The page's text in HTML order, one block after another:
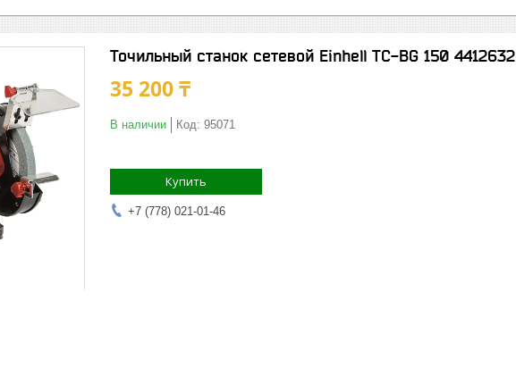
Точильный станок сетевой Einhell TC-BG 150 4412632
35 200 ₸
В наличии Код: 95071
Купить
+7 (778) 021-01-46